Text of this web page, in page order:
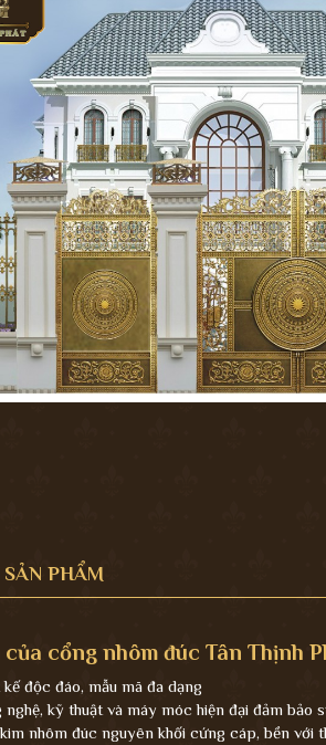
PHẨM
của cổng nhôm đúc Tân Thịnh
độc đáo, mẫu mã đa dạng
nghệ, kỹ thuật và máy móc hiện đại đảm bảo
nhôm đúc nguyên khối cứng cáp, bền với